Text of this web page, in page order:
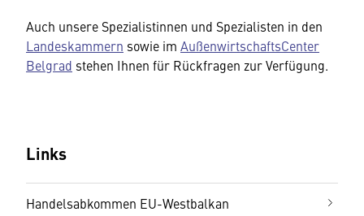
Auch unsere Spezialistinnen und Spezialisten in den
Landeskammern sowie im AußenwirtschaftsCenter
Belgrad stehen Ihnen für Rückfragen zur Verfügung.
Links
Handelsabkommen EU-Westbalkan